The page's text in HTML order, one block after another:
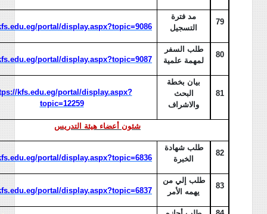
79
مد فترة
التسجيل
portal/display.aspx?topic=9086
80
طلب السفر
لمهمة علمية
portal/display.aspx?topic=9087
81
بيان بخطة
البحث
والاشراف
kfs.edu.eg/portal/display.aspx?
topic=12259
شئون أعضاء هيئة التدريس
82
طلب شهادة
الخبرة
portal/display.aspx?topic=6836
83
طلب إلي من
يهمه الأمر
portal/display.aspx?topic=6837